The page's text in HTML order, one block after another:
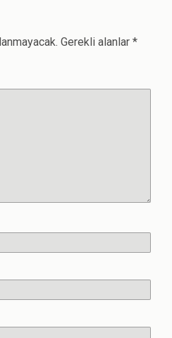
Gerekli alanlar *